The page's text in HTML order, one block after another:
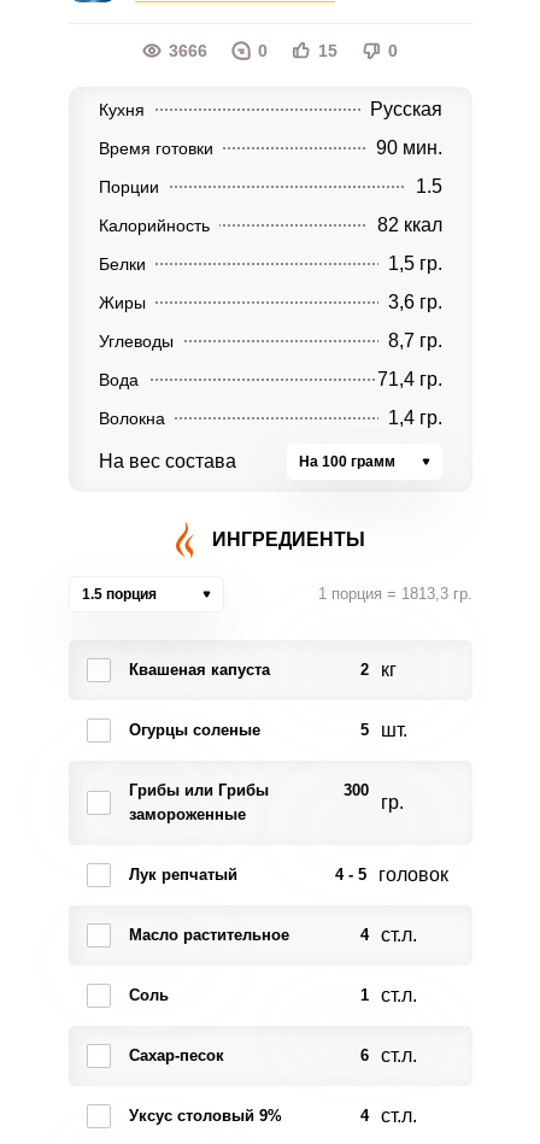
3666 0 15 0
Кухня Русская
Время готовки 90 мин.
Порции 1.5
Калорийность 82 ккал
Белки 1,5 гр.
Жиры 3,6 гр.
Углеводы 8,7 гр.
Вода 71,4 гр.
Волокна 1,4 гр.
На вес состава На 100 грамм
ИНГРЕДИЕНТЫ
1.5 порция 1 порция = 1813,3 гр.
Квашеная капуста 2 кг
Огурцы соленые 5 шт.
Грибы или Грибы
замороженные
300
гр.
Лук репчатый 4 - 5 головок
Масло растительное 4 ст.л.
Соль 1 ст.л.
Сахар-песок 6 ст.л.
Уксус столовый 9% 4 ст.л.